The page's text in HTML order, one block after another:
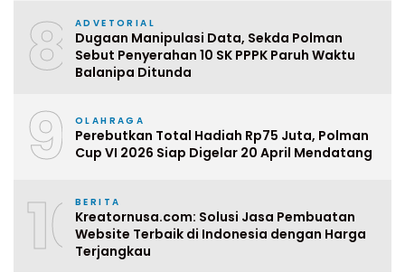
8 ADVETORIAL
Dugaan Manipulasi Data, Sekda Polman
Sebut Penyerahan 10 SK PPPK Paruh Waktu
Balanipa Ditunda
9 OLAHRAGA
Perebutkan Total Hadiah Rp75 Juta, Polman
Cup VI 2026 Siap Digelar 20 April Mendatang
10BERITA
Kreatornusa.com: Solusi Jasa Pembuatan
Website Terbaik di Indonesia dengan Harga
Terjangkau